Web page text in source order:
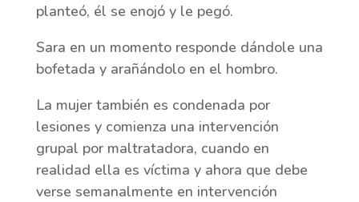
planteó, él se enojó y le pegó.
Sara en un momento responde dándole una
bofetada y arañándolo en el hombro.
La mujer también es condenada por
lesiones y comienza una intervención
grupal por maltratadora, cuando en
realidad ella es víctima y ahora que debe
verse semanalmente en intervención